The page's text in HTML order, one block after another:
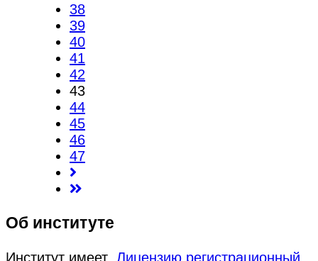
38
39
40
41
42
43
44
45
46
47
Об институте
Институт имеет Лицензию регистрационный